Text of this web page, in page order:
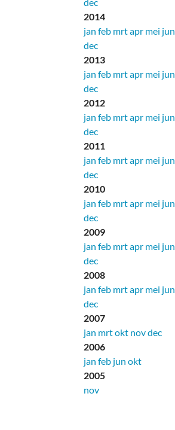
2014
jan feb mrtapr mei jun
dec
2013
jan feb mrtapr mei jun
dec
2012
jan feb mrtapr mei jun
dec
2011
jan feb mrtapr mei jun
dec
2010
jan feb mrtapr mei jun
dec
2009
jan feb mrtapr mei jun
dec
2008
jan feb mrtapr mei jun
dec
2007
jan mrtokt novdec
2006
jan feb jun okt
2005
nov